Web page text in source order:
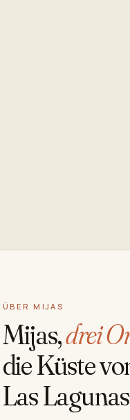
ÜBER MIJAS
Mijas,drei
die Küste
Las